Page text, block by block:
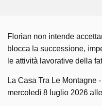
Florian non intende
blocca la successione,
le attività lavorative della
La Casa Tra Le Montagne
mercoledì 8 luglio 2026